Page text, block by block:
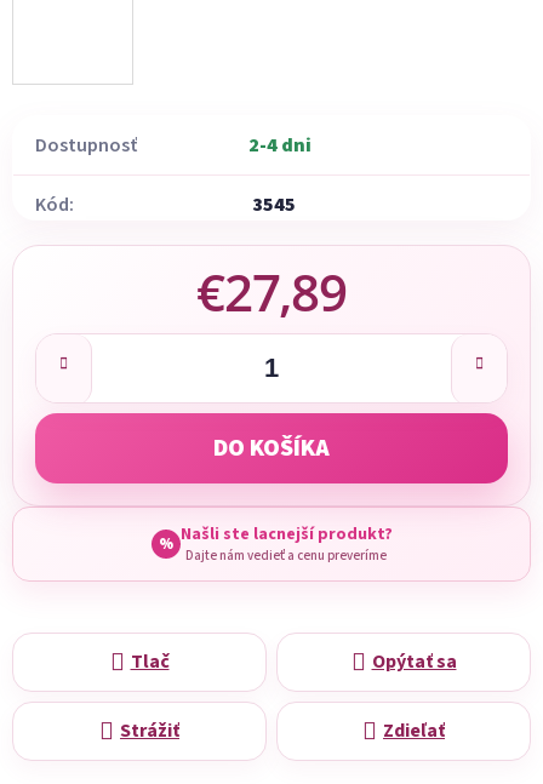
Dostupnosť 2-4 dni
Kód: 3545
€27,89
Jednotková cena:
DO KOŠÍKA
% Našli ste lacnejší produkt?
Dajte nám vedieť a cenu preveríme
Tlač Opýtať sa
Strážiť Zdieľať